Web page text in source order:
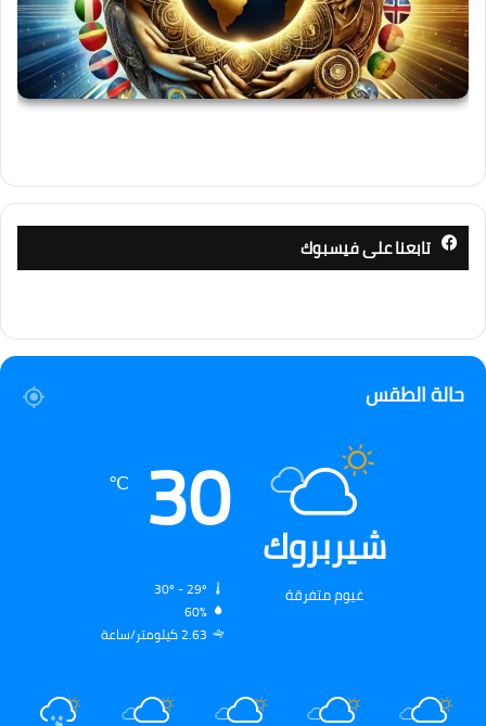
تابعنا على فيسبوك
حالة الطقس
شيربروك
غيوم متفرقة
30
℃
60%
2.63 كيلومتر/ساعة